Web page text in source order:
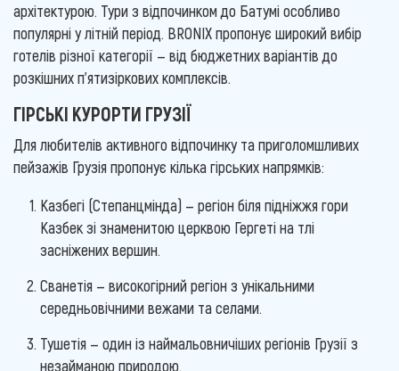
архітектурою. Тури з відпочинком до Батумі особливо
популярні у літній період. BRONIX пропонує широкий вибір
готелів різної категорії — від бюджетних варіантів до
розкішних п'ятизіркових комплексів.
ГІРСЬКІ КУРОРТИ ГРУЗІЇ
Для любителів активного відпочинку та приголомшливих
пейзажів Грузія пропонує кілька гірських напрямків:
Казбегі (Степанцмінда) — регіон біля підніжжя гори
Казбек зі знаменитою церквою Гергеті на тлі
засніжених вершин.
Сванетія — високогірний регіон з унікальними
середньовічними вежами та селами.
Тушетія — один із наймальовничіших регіонів Грузії з
незайманою природою.